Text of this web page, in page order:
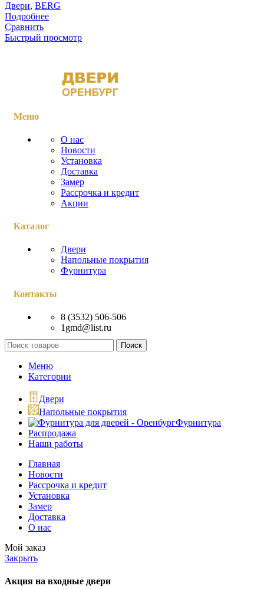
Двери, BERG
Подробнее
Сравнить
Быстрый просмотр
Меню
О нас
Новости
Установка
Доставка
Замер
Рассрочка и кредит
Акции
Каталог
Двери
Напольные покрытия
Фурнитура
Контакты
8 (3532) 506-506
1gmd@list.ru
Поиск
Меню
Категории
Двери
Напольные покрытия
Фурнитура
Распродажа
Наши работы
Главная
Новости
Рассрочка и кредит
Установка
Замер
Доставка
О нас
Мой заказ
Закрыть
Акция на входные двери